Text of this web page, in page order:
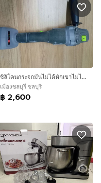
ซิลิโคนกระจกมันไม่ได้หักเขาไม่ได้หักเขาเหมือนขายแบบว่าให้เราไปโฆษณาแล้วก็ขายส่วนตัวแต่ว่าถ้าไปซื้อ option เขามันจะเสียตังค์แต่อันนี้เขาให้แบบว่ามีให้เลือกฟรี 30 วันให้โฆษณาเฉยๆ
เมืองชลบุรี ชลบุรี
฿ 2,600